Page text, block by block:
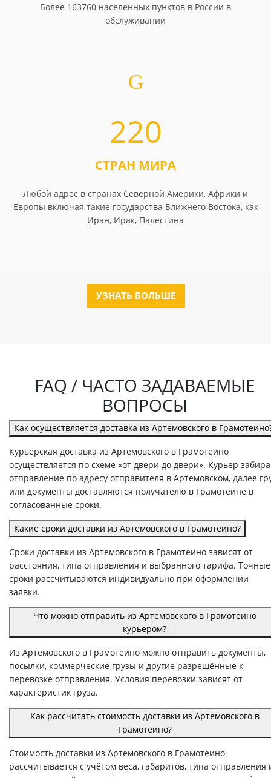
Более 163760 населенных пунктов в России в
обслуживании
220
СТРАН МИРА
Любой адрес в странах Северной Америки, Африки и
Европы включая такие государства Ближнего Востока, как
Иран, Ирак, Палестина
УЗНАТЬ БОЛЬШЕ
FAQ / ЧАСТО ЗАДАВАЕМЫЕ
ВОПРОСЫ
Как осуществляется доставка из Артемовского в
Курьерская доставка из Артемовского в Грамотеино
осуществляется по схеме «от двери до двери». Курьер
отправление по адресу отправителя в Артемовском, далее
или документы доставляются получателю в Грамотеине в
согласованные сроки.
Какие сроки доставки из Артемовского в Грамотеино?
Сроки доставки из Артемовского в Грамотеино зависят от
расстояния, типа отправления и выбранного тарифа. Точные
сроки рассчитываются индивидуально при оформлении
заявки.
Что можно отправить из Артемовского в Грамотеино
курьером?
Из Артемовского в Грамотеино можно отправить документы,
посылки, коммерческие грузы и другие разрешённые к
перевозке отправления. Условия перевозки зависят от
характеристик груза.
Как рассчитать стоимость доставки из Артемовского в
Грамотеино?
Стоимость доставки из Артемовского в Грамотеино
рассчитывается с учётом веса, габаритов, типа отправления